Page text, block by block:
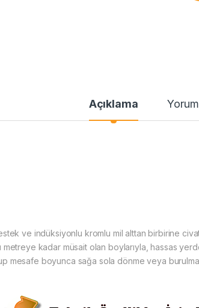
Açıklama
ve indüksiyonlu kromlu mil alttan birbirine
metreye kadar müsait olan boylarıyla, hassas
mesafe boyunca sağa sola dönme veya